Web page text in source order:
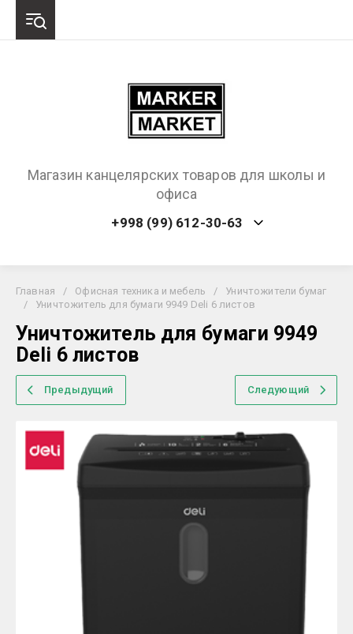
Магазин канцелярских товаров для школы и
офиса
+998 (99) 612-30-63
Главная / Офисная техника и мебель /
Уничтожители бумаг
/
Уничтожитель для бумаги 9949 Deli 6 листов
Уничтожитель для бумаги 9949
Deli 6 листов
Предыдущий Следующий